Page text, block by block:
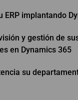
ERP implantando
y gestión de
en Dynamics 365
su